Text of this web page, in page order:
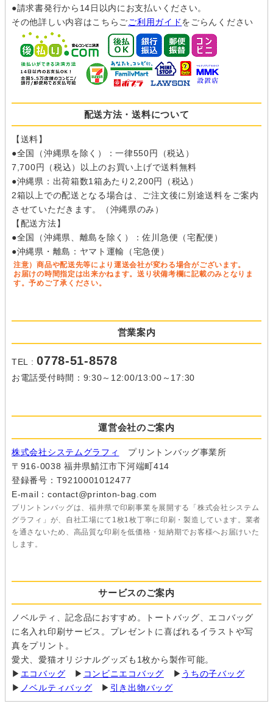
●請求書発行から14日以内にお支払いください。
その他詳しい内容はこちらごご利用ガイドをごらんください
配送方法・送料について
【送料】
●全国（沖縄県を除く）：一律550円（税込）
7,700円（税込）以上のお買い上げで送料無料
●沖縄県：出荷箱数1箱あたり2,200円（税込）
2箱以上での配送となる場合は、ご注文後に別途送料をご案内
させていただきます。（沖縄県のみ）
【配送方法】
●全国（沖縄県、離島を除く）：佐川急便（宅配便）
●沖縄県・離島：ヤマト運輸（宅急便）
注意）商品や配送先等により運送会社が変わる場合がございます。
お届けの時間指定は出来かねます。送り状備考欄に記載のみとなりま
す。予めご了承ください。
営業案内
TEL :0778-51-8578
お電話受付時間：9:30～12:00/13:00～17:30
運営会社のご案内
株式会社システムグラフィ
プリントンバッグ事業所
〒916-0038 福井県鯖江市下河端町414
登録番号：T9210001012477
E-mail：contact@printon-bag.com
プリントンバッグは、福井県で印刷事業を展開する「株式会社システム
グラフィ」が、自社工場にて1枚1枚丁寧に印刷・製造しています。業者
を通さないため、高品質な印刷を低価格・短納期でお客様へお届けいた
します。
サービスのご案内
ノベルティ、記念品におすすめ。トートバッグ、エコバッグ
に名入れ印刷サービス。プレゼントに喜ばれるイラストや写
真をプリント。
愛犬、愛猫オリジナルグッズも1枚から製作可能。
▶ エコバッグ ▶ コンビニエコバッグ ▶ うちの子バッグ
▶ ノベルティバッグ ▶ 引き出物バッグ